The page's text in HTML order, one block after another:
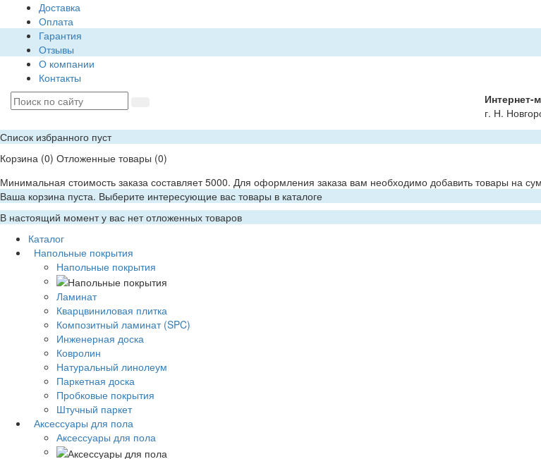
Доставка
Оплата
Гарантия
Отзывы
О компании
Контакты
Интернет-
г. Н.
Список избранного пуст
Корзина (0) Отложенные товары (0)
Минимальная стоимость заказа составляет 5000. Для оформления заказа вам необходимо добавить товары на
Ваша корзина пуста. Выберите интересующие вас товары в каталоге
В настоящий момент у вас нет отложенных товаров
Каталог
Напольные покрытия
Напольные покрытия
Ламинат
Кварцвиниловая плитка
Композитный ламинат (SPC)
Инженерная доска
Ковролин
Натуральный линолеум
Паркетная доска
Пробковые покрытия
Штучный паркет
Аксессуары для пола
Аксессуары для пола